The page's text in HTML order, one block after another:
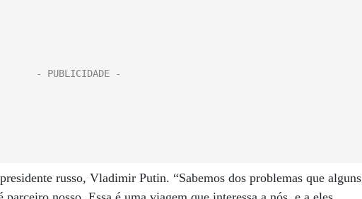
russo, Vladimir Putin. “Sabemos dos problemas que alguns